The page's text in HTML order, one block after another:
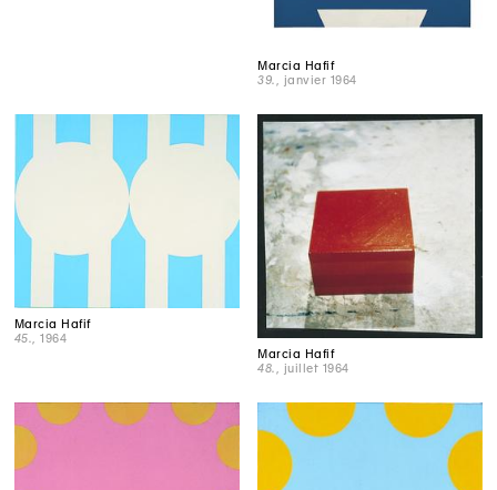
Marcia Hafif
39.
, janvier 1964
Marcia Hafif
45.
, 1964
Marcia Hafif
48.
, juillet 1964